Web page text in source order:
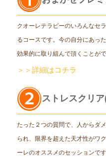
クオーレテラピーのいろんなセ
るコースです。今の自分にあっ
効果的に取り組んで頂くことがで
＞＞詳細はコチラ
ストレスクリ
たった２つの質問で、人からダ
られ、限界を超えた天才性がワ
ーレのオススメのセッションです